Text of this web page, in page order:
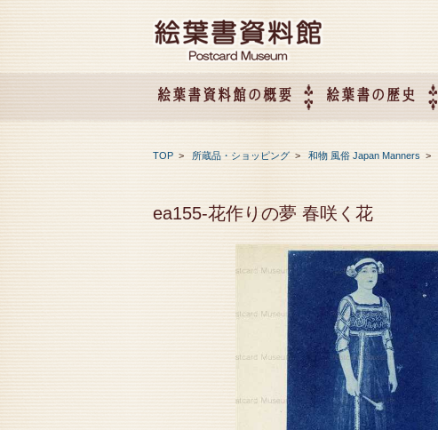
絵葉書資料館の概要 絵葉書の歴史
TOP > 所蔵品・ショッピング > 和物 風俗 Japan Manners >
ea155-花作りの夢 春咲く花